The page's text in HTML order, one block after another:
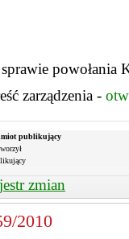
powołania
zarządzenia -
publikujący
zmian
2010